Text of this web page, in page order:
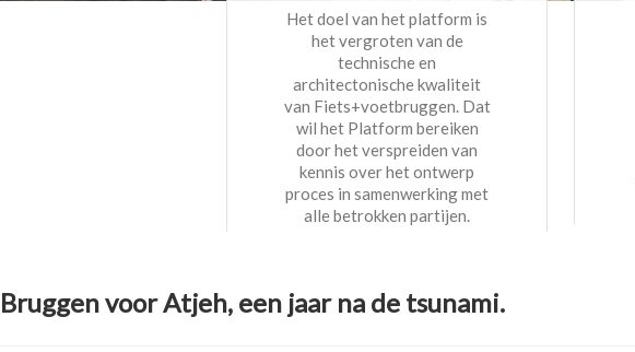
Het doel van het platform is
het vergroten van de
technische en
architectonische kwaliteit
van Fiets+voetbruggen. Dat
wil het Platform bereiken
door het verspreiden van
kennis over het ontwerp
proces in samenwerking met
alle betrokken partijen.
Bruggen voor Atjeh, een jaar na de tsunami.